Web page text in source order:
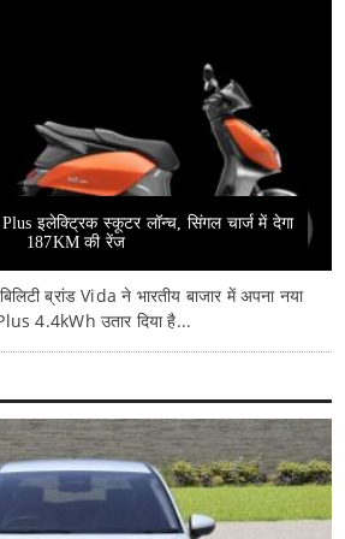
इलेक्ट्रिक स्कूटर लॉन्च, सिंगल चार्ज में देगा
187KM की रेंज
ब्रांड Vida ने भारतीय बाजार में अपना नया
4.4kWh उतार दिया है...